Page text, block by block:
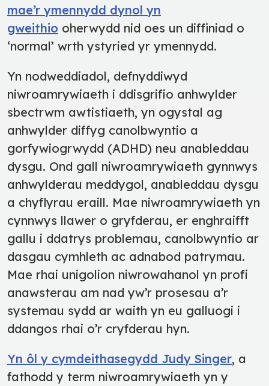
mae’r ymennydd dynol yn
gweithio oherwydd nid oes un diffiniad o
‘normal’ wrth ystyried yr ymennydd.
Yn nodweddiadol, defnyddiwyd
niwroamrywiaeth i ddisgrifio anhwylder
sbectrwm awtistiaeth, yn ogystal ag
anhwylder diffyg canolbwyntio a
gorfywiogrwydd (ADHD) neu anableddau
dysgu. Ond gall niwroamrywiaeth gynnwys
anhwylderau meddygol, anableddau dysgu
a chyflyrau eraill. Mae niwroamrywiaeth yn
cynnwys llawer o gryfderau, er enghraifft
gallu i ddatrys problemau, canolbwyntio ar
dasgau cymhleth ac adnabod patrymau.
Mae rhai unigolion niwrowahanol yn profi
anawsterau am nad yw’r prosesau a’r
systemau sydd ar waith yn eu galluogi i
ddangos rhai o’r cryfderau hyn.
Yn ôl y cymdeithasegydd Judy Singer, a
fathodd y term niwroamrywiaeth yn y